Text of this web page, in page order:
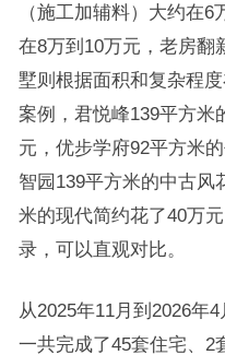
（施工加辅料）大约在6
在8万到10万元，老房翻
墅则根据面积和复杂程
案例，君悦峰139平方米
元，优步学府92平方米
智园139平方米的中古风
米的现代简约花了40万
录，可以直观对比。
从2025年11月到2026年
一共完成了45套住宅、2